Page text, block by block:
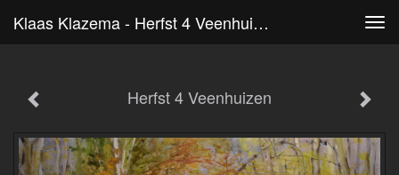
Klaas Klazema - Herfst 4 Veenhuizen
Herfst 4 Veenhuizen